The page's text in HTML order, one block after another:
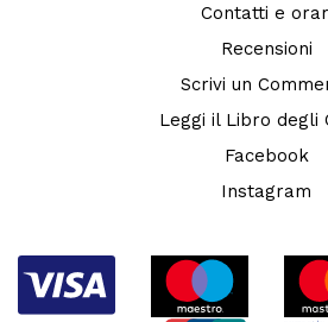
Contatti e
Recensioni
Scrivi un
Leggi il Libro degli
Facebook
Instagram